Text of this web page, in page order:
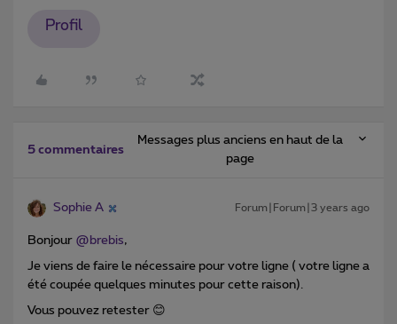
Profil
5 commentaires
Messages plus anciens en haut de la
page
Sophie A Forum|Forum|3 years ago
Bonjour @brebis,
Je viens de faire le nécessaire pour votre ligne ( votre ligne a
été coupée quelques minutes pour cette raison).
Vous pouvez retester 😊